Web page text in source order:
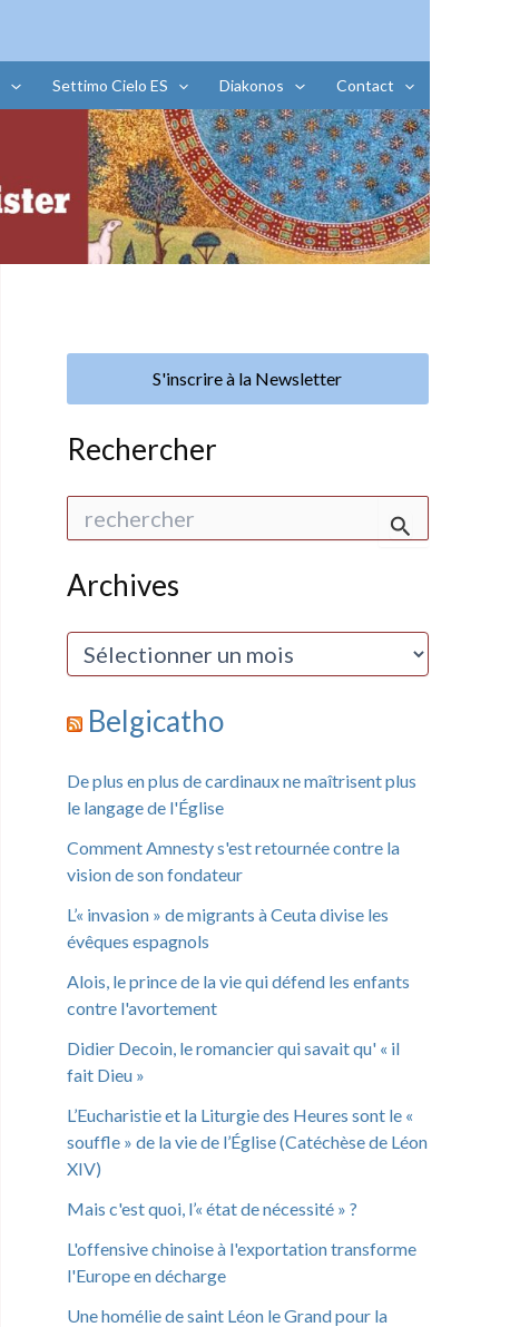
Settimo Cielo ES Diakonos Contact
S'inscrire à la Newsletter
Rechercher
h
e
c
Archives
A
i
e
s
Belgicatho
De plus en plus de cardinaux ne maîtrisent plus
le langage de l'Église
Comment Amnesty s'est retournée contre la
vision de son fondateur
L’« invasion » de migrants à Ceuta divise les
évêques espagnols
Alois, le prince de la vie qui défend les enfants
contre l'avortement
Didier Decoin, le romancier qui savait qu' « il
fait Dieu »
L’Eucharistie et la Liturgie des Heures sont le «
souffle » de la vie de l’Église (Catéchèse de Léon
XIV)
Mais c'est quoi, l’« état de nécessité » ?
L'offensive chinoise à l'exportation transforme
l'Europe en décharge
Une homélie de saint Léon le Grand pour la